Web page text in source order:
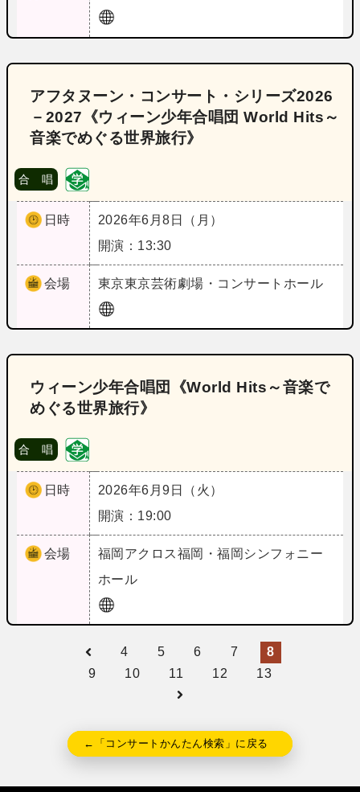
アフタヌーン・コンサート・シリーズ2026
－2027《ウィーン少年合唱団 World Hits～
音楽でめぐる世界旅行》
合 唱
日時
2026年6月8日（月）
開演：13:30
会場 東京東京芸術劇場・コンサートホール
ウィーン少年合唱団《World Hits～音楽で
めぐる世界旅行》
合 唱
日時
2026年6月9日（火）
開演：19:00
会場 福岡 アクロス福岡・福岡シンフォニー
ホール
4 5 6 7
8
9
10 11 12 13
←「コンサートかんたん検索」に戻る